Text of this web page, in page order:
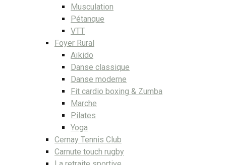
Musculation
Pétanque
VTT
Foyer Rural
Aïkido
Danse classique
Danse moderne
Fit cardio boxing & Zumba
Marche
Pilates
Yoga
Cernay Tennis Club
Carnute touch rugby